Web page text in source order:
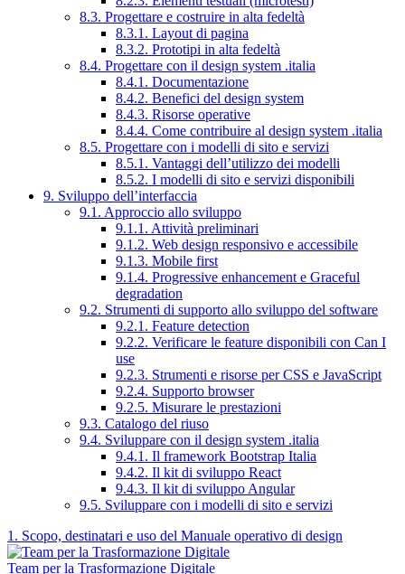
8.3. Progettare e costruire in alta fedeltà
8.3.1. Layout di pagina
8.3.2. Prototipi in alta fedeltà
8.4. Progettare con il design system .italia
8.4.1. Documentazione
8.4.2. Benefici del design system
8.4.3. Risorse operative
8.4.4. Come contribuire al design system .italia
8.5. Progettare con i modelli di sito e servizi
8.5.1. Vantaggi dell’utilizzo dei modelli
8.5.2. I modelli di sito e servizi disponibili
9. Sviluppo dell’interfaccia
9.1. Approccio allo sviluppo
9.1.1. Attività preliminari
9.1.2. Web design responsivo e accessibile
9.1.3. Mobile first
9.1.4. Progressive enhancement e Graceful
degradation
9.2. Strumenti di supporto allo sviluppo del software
9.2.1. Feature detection
9.2.2. Verificare le feature disponibili con Can I
use
9.2.3. Strumenti e risorse per CSS e JavaScript
9.2.4. Supporto browser
9.2.5. Misurare le prestazioni
9.3. Catalogo del riuso
9.4. Sviluppare con il design system .italia
9.4.1. Il framework Bootstrap Italia
9.4.2. Il kit di sviluppo React
9.4.3. Il kit di sviluppo Angular
9.5. Sviluppare con i modelli di sito e servizi
1. Scopo, destinatari e uso del Manuale operativo di design
Team per la Trasformazione Digitale